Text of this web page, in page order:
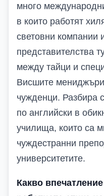
много
в които работят
световни компании
представителства
между тайци и
Висшите
чужденци. Разбира
по английски в
училища, които са
чуждестранни
университетите.
Какво